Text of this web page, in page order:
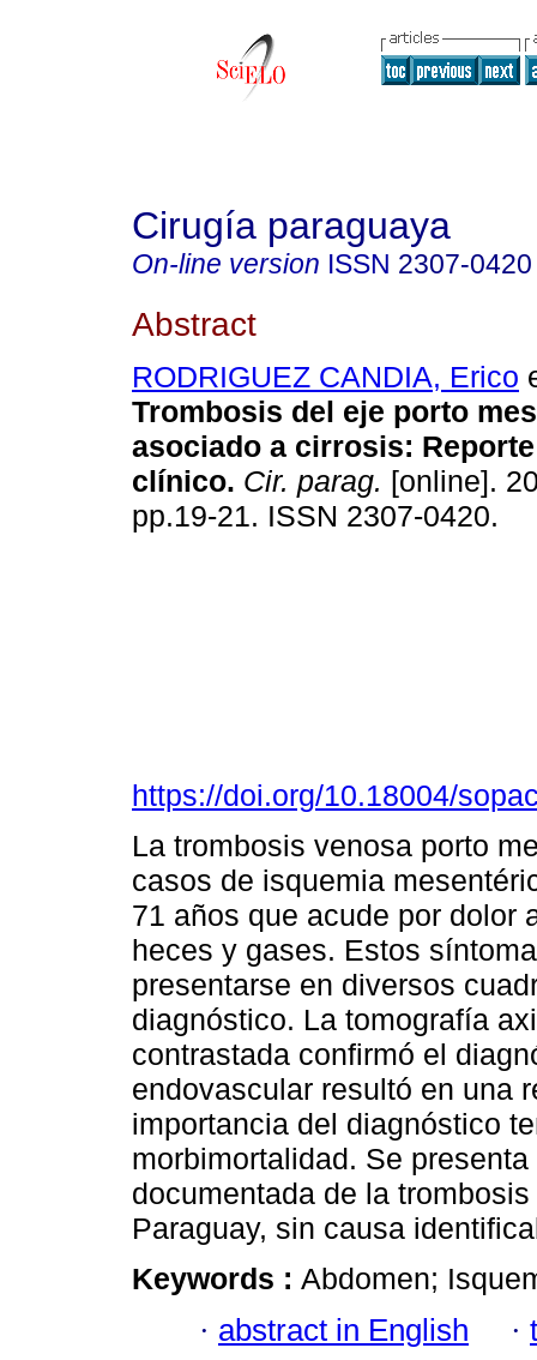
Cirugía paraguaya
On-line version ISSN 2307-0420
Abstract
RODRIGUEZ CANDIA, Erico
Trombosis del eje porto
asociado a cirrosis:
clínico. Cir. parag. [online].
pp.19-21. ISSN 2307-0420.
https://doi.org/10.18004/
La trombosis venosa porto
casos de isquemia
71 años que acude por dolor
heces y gases. Estos
presentarse en diversos
diagnóstico. La tomografía
contrastada confirmó el
endovascular resultó en una
importancia del diagnóstico
morbimortalidad. Se
documentada de la
Paraguay, sin causa
Keywords : Abdomen;
· abstract in English ·